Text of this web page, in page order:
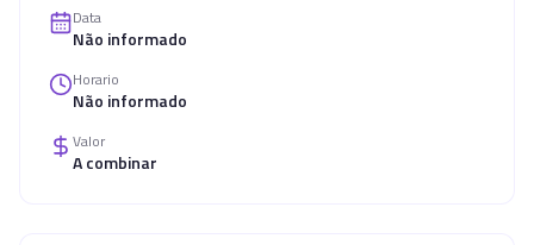
Data
Não informado
Horario
Não informado
Valor
A combinar